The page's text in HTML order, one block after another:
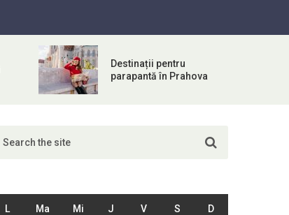
Destinații pentru
parapantă în Prahova
L Ma Mi J V S D